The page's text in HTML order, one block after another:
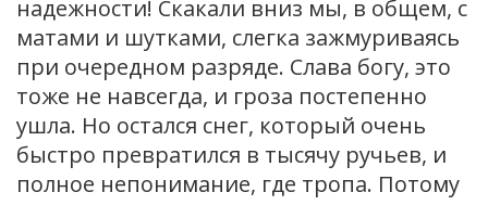
надежности! Скакали вниз мы, в общем, с
матами и шутками, слегка зажмуриваясь
при очередном разряде. Слава богу, это
тоже не навсегда, и гроза постепенно
ушла. Но остался снег, который очень
быстро превратился в тысячу ручьев, и
полное непонимание, где тропа. Потому